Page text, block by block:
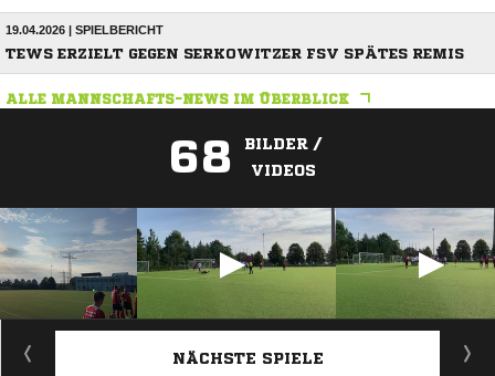
19.04.2026 | SPIELBERICHT
TEWS ERZIELT GEGEN SERKOWITZER FSV SPÄTES REMIS
ALLE MANNSCHAFTS-NEWS IM ÜBERBLICK
68
BILDER /
VIDEOS
ANZEIGE
NÄCHSTE SPIELE